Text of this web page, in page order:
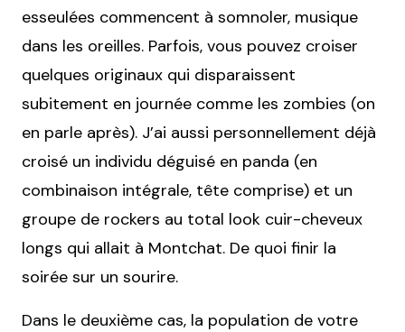
esseulées commencent à somnoler, musique
dans les oreilles. Parfois, vous pouvez croiser
quelques originaux qui disparaissent
subitement en journée comme les zombies (on
en parle après). J’ai aussi personnellement déjà
croisé un individu déguisé en panda (en
combinaison intégrale, tête comprise) et un
groupe de rockers au total look cuir-cheveux
longs qui allait à Montchat. De quoi finir la
soirée sur un sourire.
Dans le deuxième cas, la population de votre